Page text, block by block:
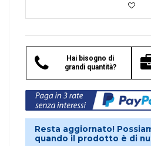
Hai bisogno di
grandi quantità?
Resta aggiornato!
quando il prodotto è di